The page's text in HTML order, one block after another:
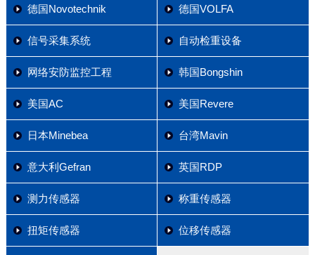
德国Novotechnik 德国VOLFA
信号采集系统 自动检重设备
网络安防监控工程 韩国Bongshin
美国AC 美国Revere
日本Minebea 台湾Mavin
意大利Gefran 英国RDP
测力传感器 称重传感器
扭矩传感器 位移传感器